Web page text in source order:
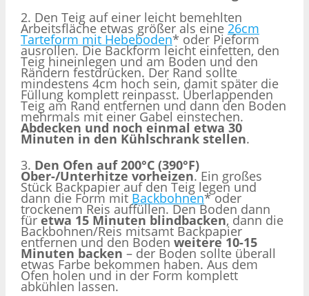
2. Den Teig auf einer leicht bemehlten
Arbeitsfläche etwas größer als eine 26cm
Tarteform mit Hebeboden* oder Pieform
ausrollen. Die Backform leicht einfetten, den
Teig hineinlegen und am Boden und den
Rändern festdrücken. Der Rand sollte
mindestens 4cm hoch sein, damit später die
Füllung komplett reinpasst. Überlappenden
Teig am Rand entfernen und dann den Boden
mehrmals mit einer Gabel einstechen.
Abdecken und noch einmal etwa 30
Minuten in den Kühlschrank stellen.
3. Den Ofen auf 200°C (390°F)
Ober-/Unterhitze vorheizen. Ein großes
Stück Backpapier auf den Teig legen und
dann die Form mit Backbohnen* oder
trockenem Reis auffüllen. Den Boden dann
für etwa 15 Minuten blindbacken, dann die
Backbohnen/Reis mitsamt Backpapier
entfernen und den Boden weitere 10-15
Minuten backen – der Boden sollte überall
etwas Farbe bekommen haben. Aus dem
Ofen holen und in der Form komplett
abkühlen lassen.